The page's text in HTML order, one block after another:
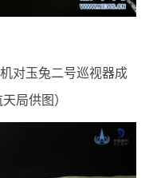
对玉兔二号巡视器成
局供图）